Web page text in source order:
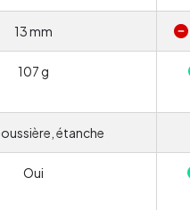
13 mm
107 g
étanche
Oui